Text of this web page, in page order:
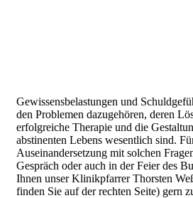
Gewissensbelastungen und
den Problemen dazugehören, deren
erfolgreiche Therapie und die
abstinenten Lebens wesentlich sind.
Auseinandersetzung mit solchen
Gespräch oder auch in der Feier des
Ihnen unser Klinikpfarrer Thorsten
finden Sie auf der rechten Seite) gern